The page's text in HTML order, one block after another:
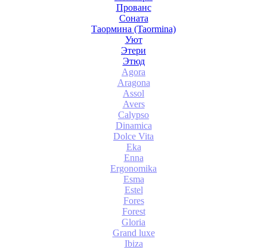
Прованс
Соната
Таормина (Taormina)
Уют
Этери
Этюд
Agora
Aragona
Assol
Avers
Calypso
Dinamica
Dolce Vita
Eka
Enna
Ergonomika
Esma
Estel
Fores
Forest
Gloria
Grand luxe
Ibiza